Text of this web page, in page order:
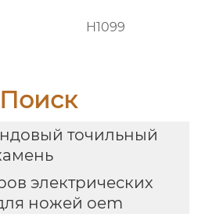
H1099
Поиск
точильный
электрических
ножей oem